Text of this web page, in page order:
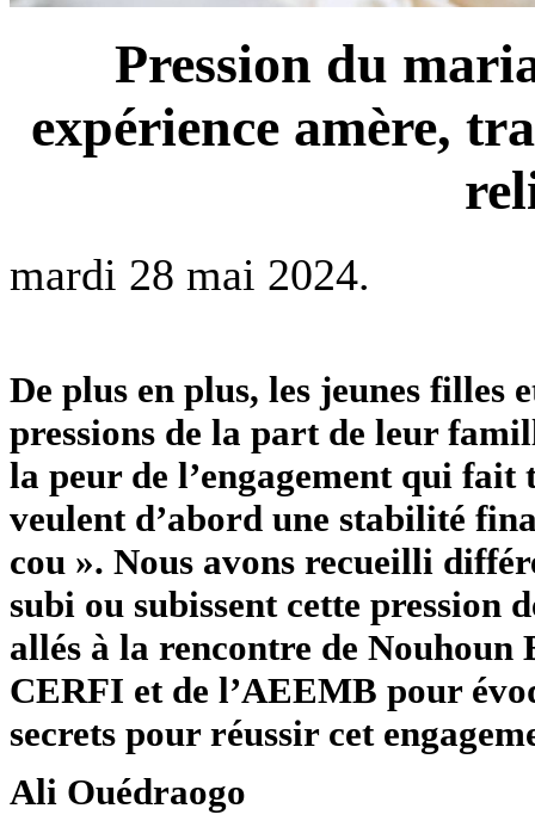
Pression du
expérience amère,
mardi 28 mai 2024.
De plus en plus, les jeunes filles
pressions de la part de leur
la peur de l’engagement qui fait
veulent d’abord une stabilité
cou ». Nous avons recueilli
subi ou subissent cette pression
allés à la rencontre de Nouhoun
CERFI et de l’AEEMB pour
secrets pour réussir cet
Ali Ouédraogo